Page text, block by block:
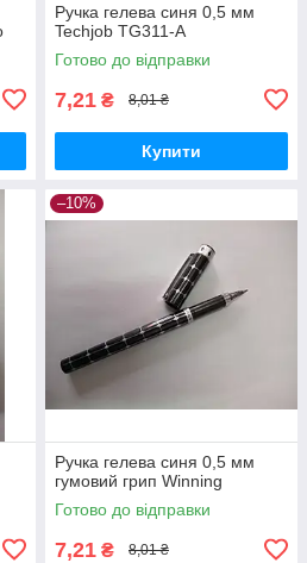
Ручка гелева синя 0,5 мм
Techjob TG311-A
Готово до відправки
7,21 ₴ 8,01 ₴
Купити
–10%
Ручка гелева синя 0,5 мм
гумовий грип Winning
Готово до відправки
7,21 ₴ 8,01 ₴